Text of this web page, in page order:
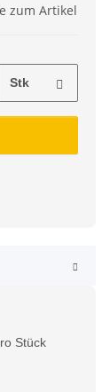
zum Artikel
Stk
Stück